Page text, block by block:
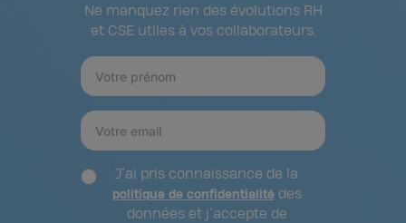
Ne manquez rien des évolutions RH
et CSE utiles à vos collaborateurs.
J’ai pris connaissance de la
politique de confidentialitédes
données et j’accepte de